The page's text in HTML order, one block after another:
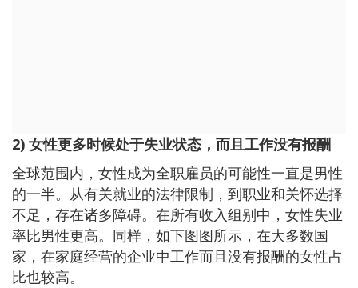
2) 女性更多时候处于失业状态，而且工作没有报酬
全球范围内，女性成为全职雇员的可能性一直是男性
的一半。从有关就业的法律限制，到职业和关怀选择
不足，存在诸多障碍。在所有收入组别中，女性失业
率比男性更高。同样，如下图图所示，在大多数国
家，在家庭经营的企业中工作而且没有报酬的女性占
比也较高。